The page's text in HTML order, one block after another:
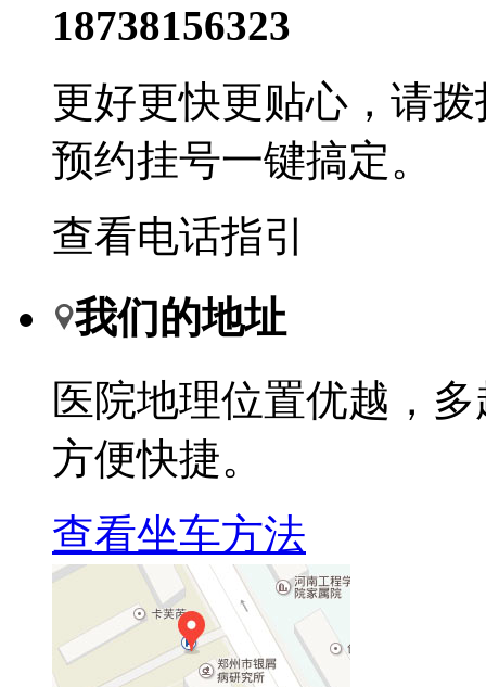
18738156323
更好更快更贴心，请
预约挂号一键搞定。
查看电话指引
我们的地址
医院地理位置优越，
方便快捷。
查看坐车方法